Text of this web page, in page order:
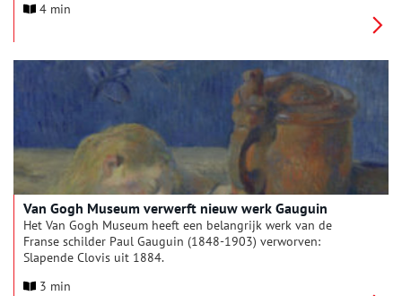
onze tijd: Anselm Kiefer. De kunstenaar krijgt een erepodium in
publiekslievelingen van Kiefer uit de collectie van het
Stedelijk, het museum dat zo belangrijk is voor zijn loopbaan,
bij elkaar worden getoond. Bovendien zal op beide locaties
nieuw, nog nooit getoond werk van de kunstenaar te zien zijn.
4 min
Van Gogh Museum verwerft nieuw werk Gauguin
Het Van Gogh Museum heeft een belangrijk werk van de
Franse schilder Paul Gauguin (1848-1903) verworven:
Slapende Clovis uit 1884.
3 min